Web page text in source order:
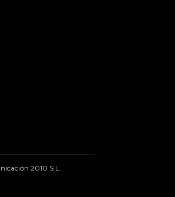
2010 S.L.